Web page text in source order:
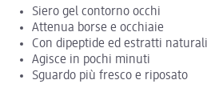
Siero gel contorno occhi
Attenua borse e occhiaie
Con dipeptide ed estratti naturali
Agisce in pochi minuti
Sguardo più fresco e riposato